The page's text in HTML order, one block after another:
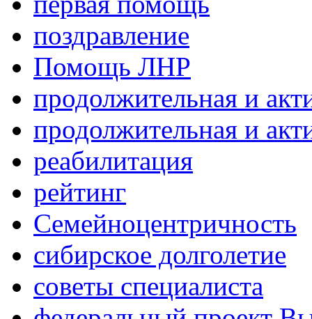
поздравление
Помощь ЛНР
продолжительная и
продолжительная и
реабилитация
рейтинг
Семейноцентричность
сибирское долголетие
советы специалиста